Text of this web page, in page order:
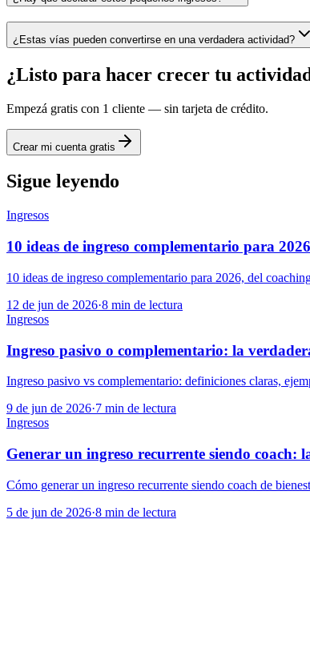
¿Estas vías pueden convertirse en una verdadera actividad?
¿Listo para hacer crecer tu
Empezá gratis con 1 cliente — sin tarjeta de crédito.
Crear mi cuenta gratis
Sigue leyendo
Ingresos
10 ideas de ingreso complementario para
10 ideas de ingreso complementario para 2026, del
12 de jun de 2026·8 min de lectura
Ingresos
Ingreso pasivo o complementario: la
Ingreso pasivo vs complementario: definiciones claras,
9 de jun de 2026·7 min de lectura
Ingresos
Generar un ingreso recurrente siendo coach:
Cómo generar un ingreso recurrente siendo coach de
5 de jun de 2026·8 min de lectura